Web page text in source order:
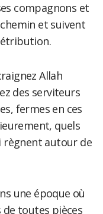
compagnons et
et suivent
Allah
des serviteurs
fermes en ces
quels
autour de
une époque où
toutes pièces